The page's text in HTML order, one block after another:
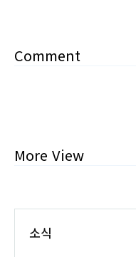
Comment
More View
소식